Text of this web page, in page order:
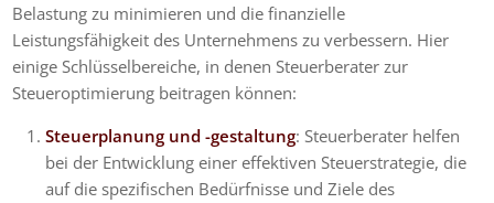
Belastung zu minimieren und die finanzielle
Leistungsfähigkeit des Unternehmens zu verbessern. Hier
einige Schlüsselbereiche, in denen Steuerberater zur
Steueroptimierung beitragen können:
Steuerplanung und -gestaltung: Steuerberater helfen
bei der Entwicklung einer effektiven Steuerstrategie, die
auf die spezifischen Bedürfnisse und Ziele des